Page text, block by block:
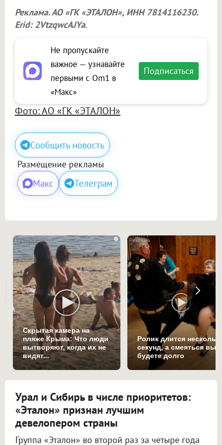
Реклама. АО «ГК «ЭТАЛОН», ИНН 7814116230.
Erid: 2VtzqwcAJYa.
Не пропускайте
важное — узнавайте
первыми с Om1 в
«Макс»
Подписаться
Фото: АО «ГК «ЭТАЛОН»
Сообщить новость
Размещение рекламы
Макс Телеграм
i
Скрытая камера на
пляже Крыма: Что люди
вытворяют, когда их не
видят...
Ролик длится
секунд, а смеяться вы
будете долго
Урал и Сибирь в числе приоритетов:
«Эталон» признан лучшим
девелопером страны
Группа «Эталон» во второй раз за четыре года